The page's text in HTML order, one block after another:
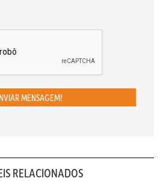
MENSAGEM!
RELACIONADOS